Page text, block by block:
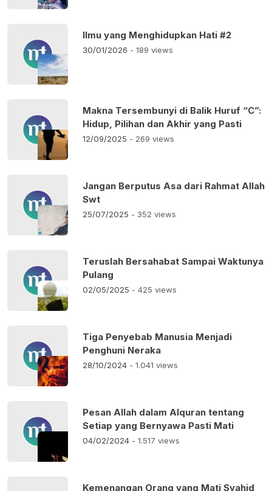
Ilmu yang Menghidupkan Hati #2
30/01/2026 - 189 views
Makna Tersembunyi di Balik Huruf “C”:
Hidup, Pilihan dan Akhir yang Pasti
12/09/2025 - 269 views
Jangan Berputus Asa dari Rahmat Allah
Swt
25/07/2025 - 352 views
Teruslah Bersahabat Sampai Waktunya
Pulang
02/05/2025 - 425 views
Tiga Penyebab Manusia Menjadi
Penghuni Neraka
28/10/2024 - 1.041 views
Pesan Allah dalam Alquran tentang
Setiap yang Bernyawa Pasti Mati
04/02/2024 - 1.517 views
Kemenangan Orang yang Mati Syahid